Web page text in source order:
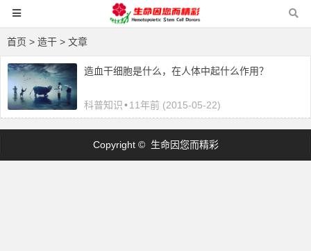
首页 > 造干 > 文章
造血干细胞是什么，在人体中起什么作用？
科普知识•11年前 (2015-05-22)
Copyright © 生命因您而精彩